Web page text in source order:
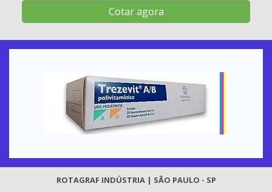
Cotar agora
ROTAGRAF INDÚSTRIA | SÃO PAULO - SP